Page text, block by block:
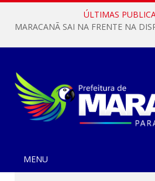
ÚLTIMAS
MENU